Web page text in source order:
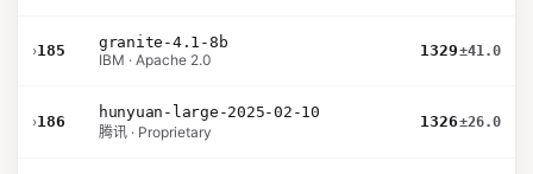
›185
granite-4.1-8b
IBM · Apache 2.0
1329±41.0
›186
hunyuan-large-2025-02-10
腾讯 · Proprietary
1326±26.0